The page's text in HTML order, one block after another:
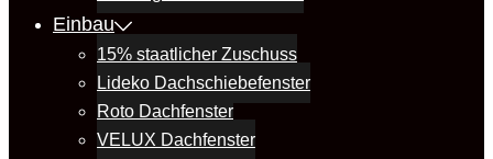
Einbau
15% staatlicher Zuschuss
Lideko Dachschiebefenster
Roto Dachfenster
VELUX Dachfenster